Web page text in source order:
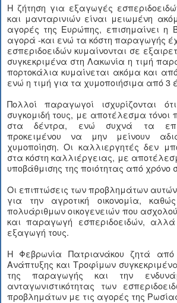
Η ζήτηση για εξαγωγές
και μανταρινιών είναι μειωμένη
αγορές της Ευρώπης, επισημαίνει η
αγορά -και ενώ τα κόστη παραγωγής
εσπεριδοειδών κυμαίνονται σε
συγκεκριμένα στη Λακωνία η τιμή
πορτοκάλια κυμαίνεται ακόμα και
ενώ η τιμή για τα χυμοποιήσιμα από 3
Πολλοί παραγωγοί ισχυρίζονται
συγκομιδή τους, με αποτέλεσμα τόνοι
στα δέντρα, ενώ συχνά τα
προκειμένου να μην μείνουν
χυμοποίηση. Οι καλλιεργητές δεν
στα κόστη καλλιέργειας, με
υποβάθμισης της ποιότητας από χρόνο
Οι επιπτώσεις των προβλημάτων
για την αγροτική οικονομία,
πολυάριθμων οικογενειών που
και παραγωγή εσπεριδοειδών,
εξαγωγή τους.
Η Φεβρωνία Πατριανάκου ζητά από
Ανάπτυξης και Τροφίμων
της παραγωγής και την
ανταγωνιστικότητας των
προβλημάτων με τις αγορές της